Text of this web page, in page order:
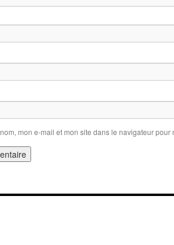
mon e-mail et mon site dans le navigateur